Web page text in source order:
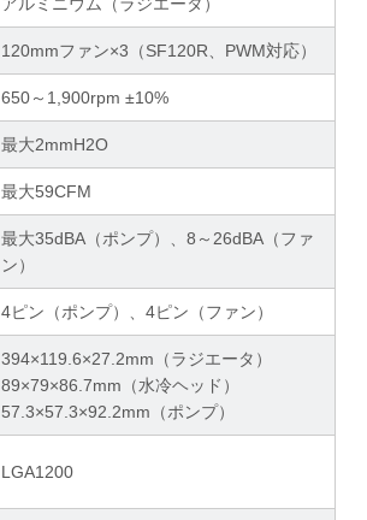
120mmファン×3（SF120R、PWM対応）
650～1,900rpm ±10%
最大2mmH2O
最大59CFM
最大35dBA（ポンプ）、8～26dBA（ファ
ン）
4ピン（ポンプ）、4ピン（ファン）
394×119.6×27.2mm（ラジエータ）
89×79×86.7mm（水冷ヘッド）
57.3×57.3×92.2mm（ポンプ）
LGA1200